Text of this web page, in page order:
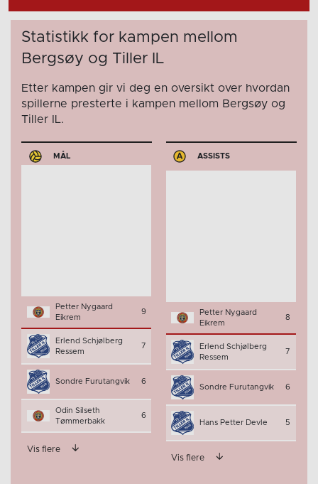
Statistikk for kampen mellom
Bergsøy og Tiller IL
Etter kampen gir vi deg en oversikt over hvordan
spillerne presterte i kampen mellom Bergsøy og
Tiller IL.
MÅL
Petter Nygaard
Eikrem
9
Erlend Schjølberg
Ressem
7
Sondre Furutangvik 6
Odin Silseth
Tømmerbakk
6
Vis flere
ASSISTS
Petter Nygaard
Eikrem
8
Erlend Schjølberg
Ressem
7
Sondre Furutangvik 6
Hans Petter Devle 5
Vis flere